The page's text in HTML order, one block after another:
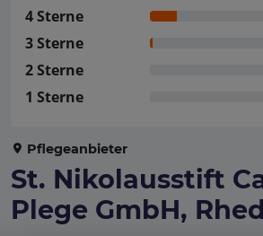
4 Sterne
3 Sterne
2 Sterne
1 Sterne
Pflegeanbieter
St. Nikolausstift
Plege GmbH,